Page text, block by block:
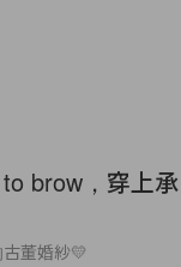
brow，穿上承
董婚紗💛